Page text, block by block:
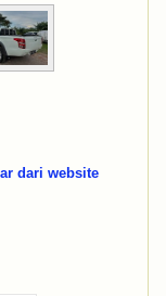
dari website